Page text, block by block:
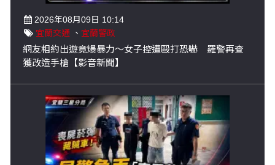
2026年08月09日 10:14
宜蘭交通 、 宜蘭警政
網友相約出遊竟爆暴力～女子控遭毆打恐嚇 羅警再查
獲改造手槍【影音新聞】